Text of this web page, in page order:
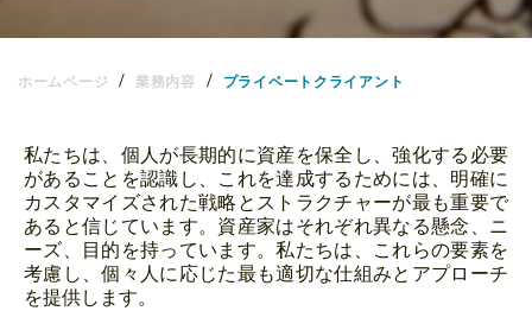
ホームページ / 業務内容 / プライベートクライアント
私たちは、個人が長期的に資産を保全し、強化する必要
があることを認識し、これを達成するためには、明確に
カスタマイズされた戦略とストラクチャーが最も重要で
あると信じています。資産家はそれぞれ異なる懸念、ニ
ーズ、目的を持っています。私たちは、これらの要素を
考慮し、個々人に応じた最も適切な仕組みとアプローチ
を提供します。